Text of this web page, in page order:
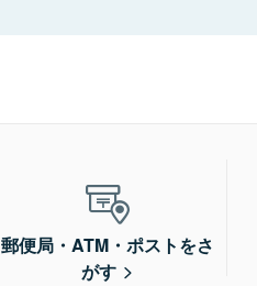
郵便局・ATM・ポストをさ
がす